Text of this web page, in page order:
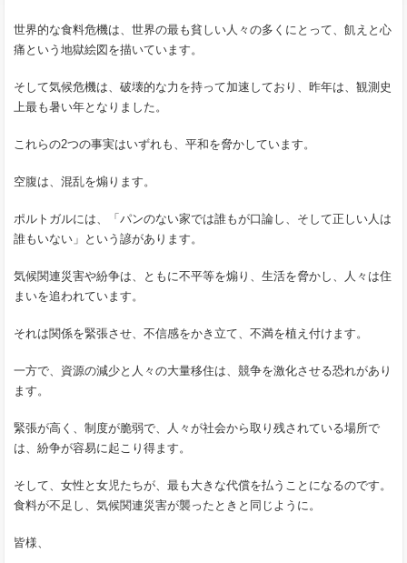
世界的な食料危機は、世界の最も貧しい人々の多くにとって、飢えと心
痛という地獄絵図を描いています。
そして気候危機は、破壊的な力を持って加速しており、昨年は、観測史
上最も暑い年となりました。
これらの2つの事実はいずれも、平和を脅かしています。
空腹は、混乱を煽ります。
ポルトガルには、「パンのない家では誰もが口論し、そして正しい人は
誰もいない」という諺があります。
気候関連災害や紛争は、ともに不平等を煽り、生活を脅かし、人々は住
まいを追われています。
それは関係を緊張させ、不信感をかき立て、不満を植え付けます。
一方で、資源の減少と人々の大量移住は、競争を激化させる恐れがあり
ます。
緊張が高く、制度が脆弱で、人々が社会から取り残されている場所で
は、紛争が容易に起こり得ます。
そして、女性と女児たちが、最も大きな代償を払うことになるのです。
食料が不足し、気候関連災害が襲ったときと同じように。
皆様、